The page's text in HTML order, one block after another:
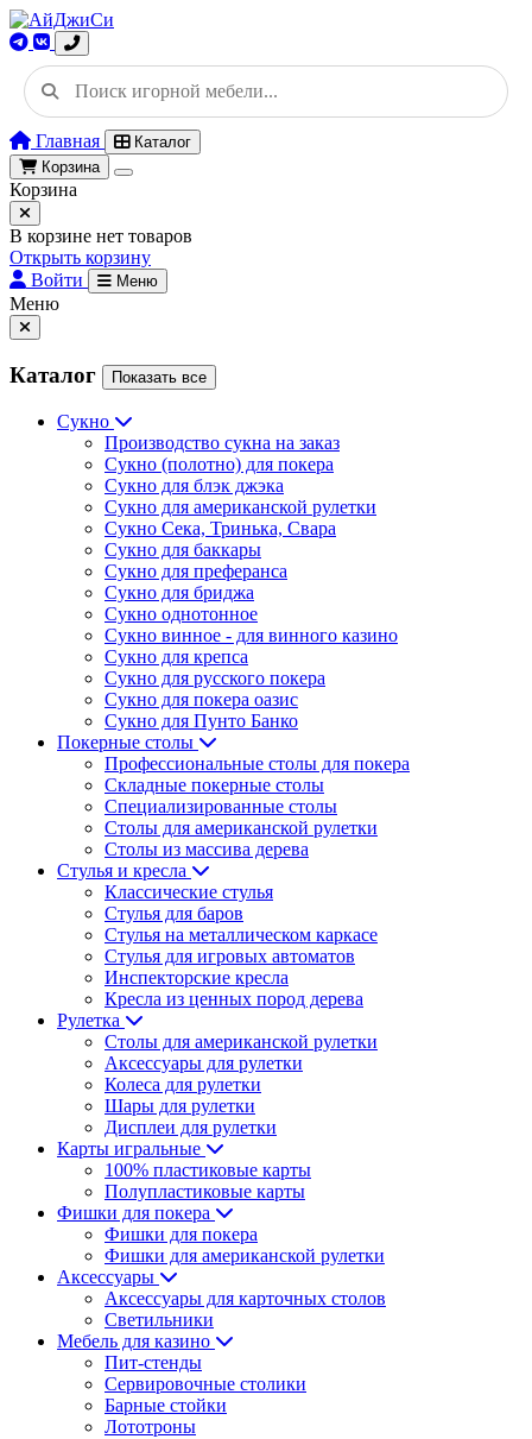
Главная
Каталог
Корзина
Корзина
В корзине нет товаров
Открыть корзину
Войти
Меню
Меню
Каталог Показать все
Сукно
Производство сукна на заказ
Сукно (полотно) для покера
Сукно для блэк джэка
Сукно для американской рулетки
Сукно Сека, Тринька, Свара
Сукно для баккары
Сукно для преферанса
Сукно для бриджа
Сукно однотонное
Сукно винное - для винного казино
Сукно для крепса
Сукно для русского покера
Сукно для покера оазис
Сукно для Пунто Банко
Покерные столы
Профессиональные столы для покера
Складные покерные столы
Специализированные столы
Столы для американской рулетки
Столы из массива дерева
Стулья и кресла
Классические стулья
Стулья для баров
Стулья на металлическом каркасе
Стулья для игровых автоматов
Инспекторские кресла
Кресла из ценных пород дерева
Рулетка
Столы для американской рулетки
Аксессуары для рулетки
Колеса для рулетки
Шары для рулетки
Дисплеи для рулетки
Карты игральные
100% пластиковые карты
Полупластиковые карты
Фишки для покера
Фишки для покера
Фишки для американской рулетки
Аксессуары
Аксессуары для карточных столов
Светильники
Мебель для казино
Пит-стенды
Сервировочные столики
Барные стойки
Лототроны